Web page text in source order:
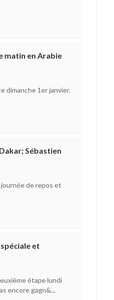
matin en Arabie
dimanche 1er janvier.
Sébastien
de repos et
et
étape lundi
encore gagn&...